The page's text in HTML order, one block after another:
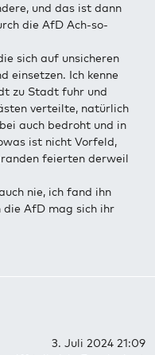
und das ist dann
die AfD Ach-so-
sich auf unsicheren
einsetzen. Ich kenne
zu Stadt fuhr und
verteilte, natürlich
auch bedroht und in
ist nicht Vorfeld,
feierten derweil
nie, ich fand ihn
AfD mag sich ihr
3. Juli 2024 21:09